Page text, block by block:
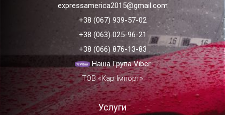
expressamerica2015@gmail.com
+38 (067) 939-57-02
+38 (063) 025-96-21
+38 (066) 876-13-83
Наша Група Viber
ТОВ «Кар Імпорт»
Услуги